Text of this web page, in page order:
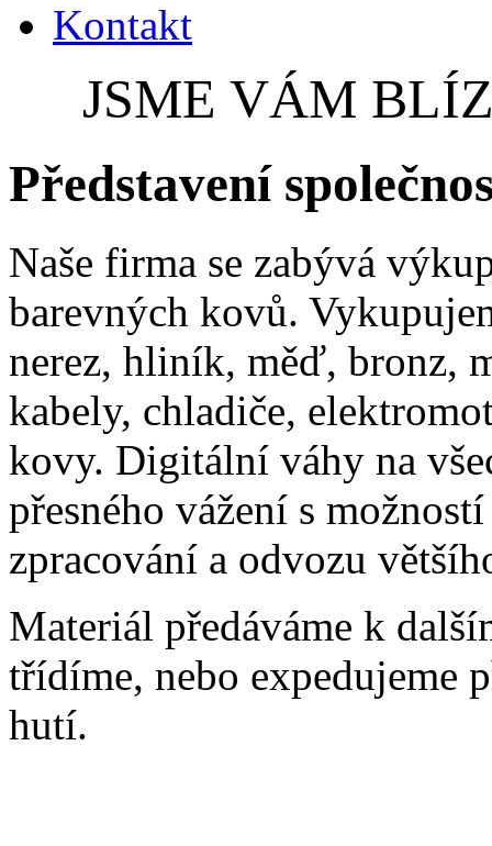
Kontakt
JSME VÁM
Představení
Naše firma se zabývá
barevných kovů.
nerez, hliník, měď, bronz,
kabely, chladiče,
kovy. Digitální váhy na
přesného vážení s
zpracování a odvozu
Materiál předáváme k
třídíme, nebo expedujeme
hutí.